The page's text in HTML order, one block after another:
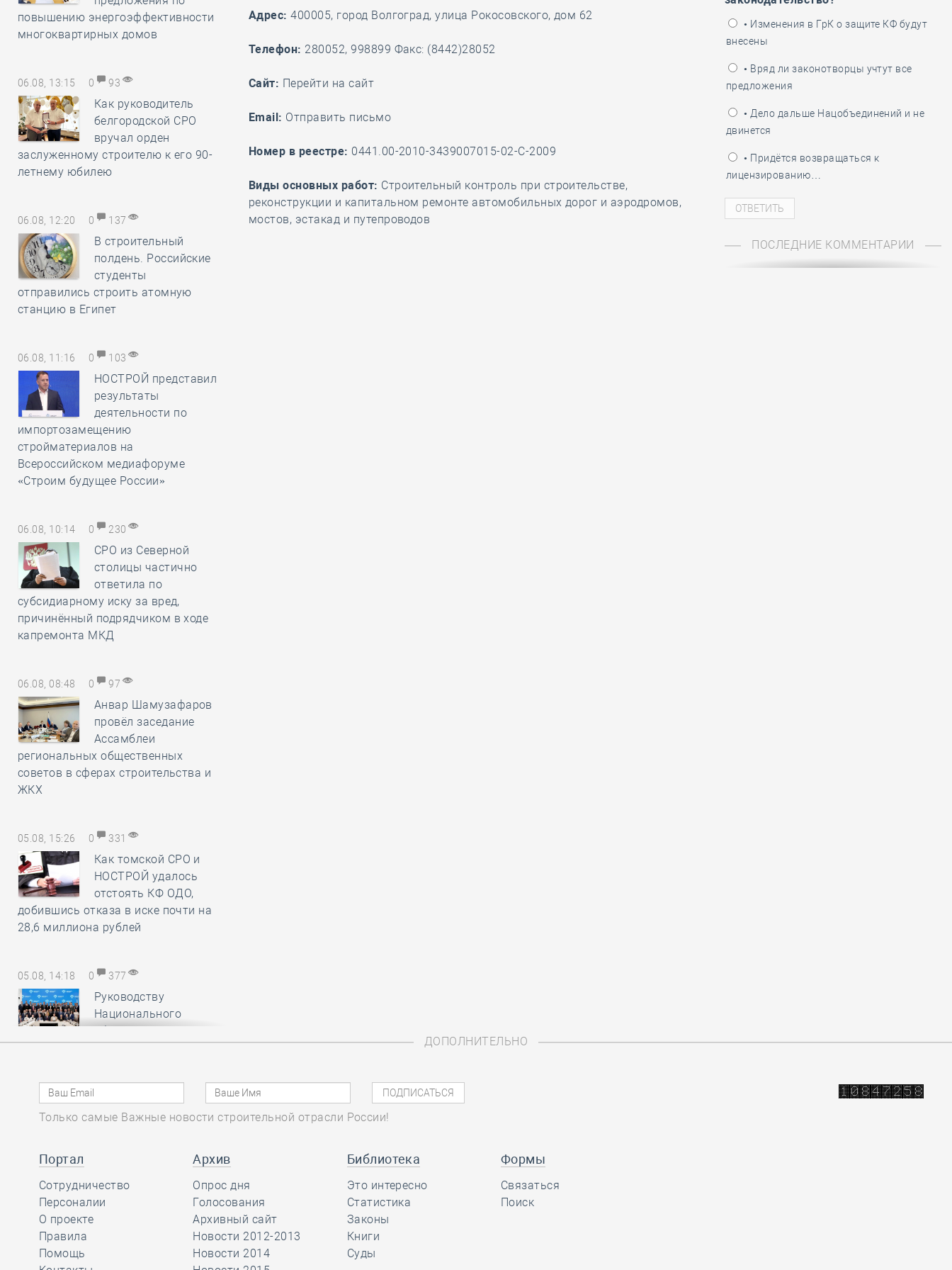
28 мая
повышению энергоэффективности
многоквартирных домов
06.08, 13:15 0 93
Как руководитель
белгородской СРО
вручал орден
заслуженному строителю к его 90-
летнему юбилею
06.08, 12:20 0 137
В строительный
полдень. Российские
студенты
отправились строить атомную
станцию в Египет
06.08, 11:16 0 103
НОСТРОЙ представил
результаты
деятельности по
импортозамещению
стройматериалов на
Всероссийском медиафоруме
«Строим будущее России»
06.08, 10:14 0 230
СРО из Северной
столицы частично
ответила по
субсидиарному иску за вред,
причинённый подрядчиком в ходе
капремонта МКД
06.08, 08:48 0 97
Анвар Шамузафаров
провёл заседание
Ассамблеи
региональных общественных
советов в сферах строительства и
ЖКХ
05.08, 15:26 0 331
Как томской СРО и
НОСТРОЙ удалось
отстоять КФ ОДО,
добившись отказа в иске почти на
28,6 миллиона рублей
05.08, 14:18 0 377
Руководству
Национального
объединения
изыскателей и проектировщиков
профессионального сообщества
традиционно провела
региональную
Спартакиаду строителей в
преддверии их профессионального
праздника
Адрес: 400005, город Волгоград, улица Рокосовского, дом 62
Телефон: 280052, 998899 Факс: (8442)28052
Cайт: Перейти на сайт
Email: Отправить письмо
Номер в реестре: 0441.00-2010-3439007015-02-С-2009
Виды основных работ: Строительный контроль при строительстве,
реконструкции и капитальном ремонте автомобильных дорог и аэродромов,
мостов, эстакад и путепроводов
• Изменения в ГрК о защите КФ будут
внесены
• Вряд ли законотворцы учтут все
предложения
• Дело дальше Нацобъединений и не
двинется
• Придётся возвращаться к
лицензированию…
ПОСЛЕДНИЕ КОММЕНТАРИИ
ДОПОЛНИТЕЛЬНО
Только самые Важные новости строительной отрасли России!
Портал
Сотрудничество
Персоналии
О проекте
Правила
Помощь
Архив
Опрос дня
Голосования
Архивный сайт
Новости 2012-2013
Новости 2014
Библиотека
Это интересно
Статистика
Законы
Книги
Суды
Формы
Связаться
Поиск